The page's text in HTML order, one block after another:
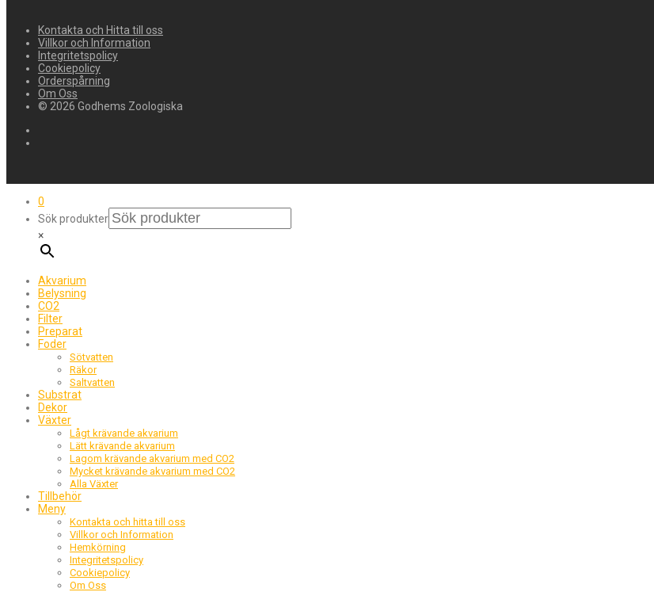
Kontakta och Hitta till oss
Villkor och Information
Integritetspolicy
Cookiepolicy
Orderspårning
Om Oss
© 2026 Godhems Zoologiska
0
Sök produkter
×
Akvarium
Belysning
CO2
Filter
Preparat
Foder
Sötvatten
Räkor
Saltvatten
Substrat
Dekor
Växter
Lågt krävande akvarium
Lätt krävande akvarium
Lagom krävande akvarium med CO2
Mycket krävande akvarium med CO2
Alla Växter
Tillbehör
Meny
Kontakta och hitta till oss
Villkor och Information
Hemkörning
Integritetspolicy
Cookiepolicy
Om Oss